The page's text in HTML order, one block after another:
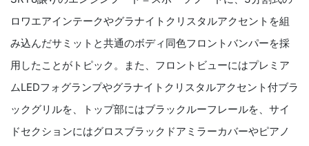
ロワエアインテークやグラナイトクリスタルアクセントを組
み込んだサミットと共通のボディ同色フロントバンパーを採
用したことがトピック。また、フロントビューにはプレミア
ムLEDフォグランプやグラナイトクリスタルアクセント付ブラ
ックグリルを、トップ部にはブラックルーフレールを、サイ
ドセクションにはグロスブラックドアミラーカバーやピアノ